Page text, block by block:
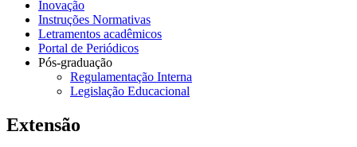
Inovação
Instruções Normativas
Letramentos acadêmicos
Portal de Periódicos
Pós-graduação
Regulamentação Interna
Legislação Educacional
Extensão